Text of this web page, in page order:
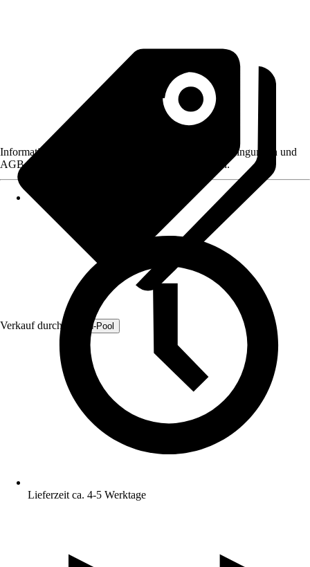
Verkauf durch: Fresh-Pool
Informationen des Verkäufers, wie z. B. Rückgabebedingungen und
AGB, finden Sie bei Klick auf den Verkäufernamen.
Lieferzeit ca. 4-5 Werktage